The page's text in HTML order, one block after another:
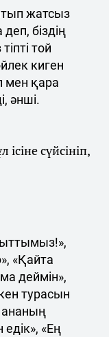
жатсыз
біздің
той
киген
мен қара
әнші.
сүйсініп,
«Қайта
деймін»,
турасын
ананың
«Ең